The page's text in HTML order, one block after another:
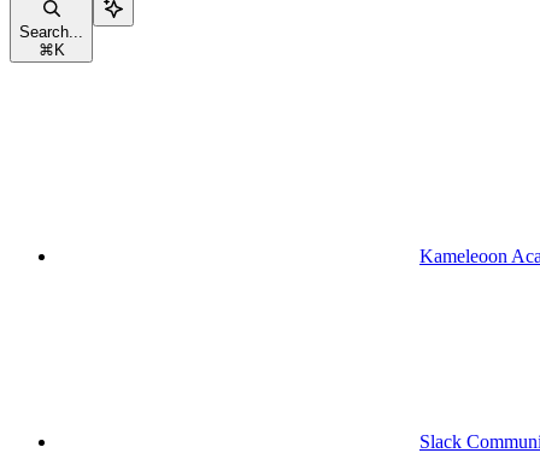
Search...
⌘ K
Kameleoon
Slack